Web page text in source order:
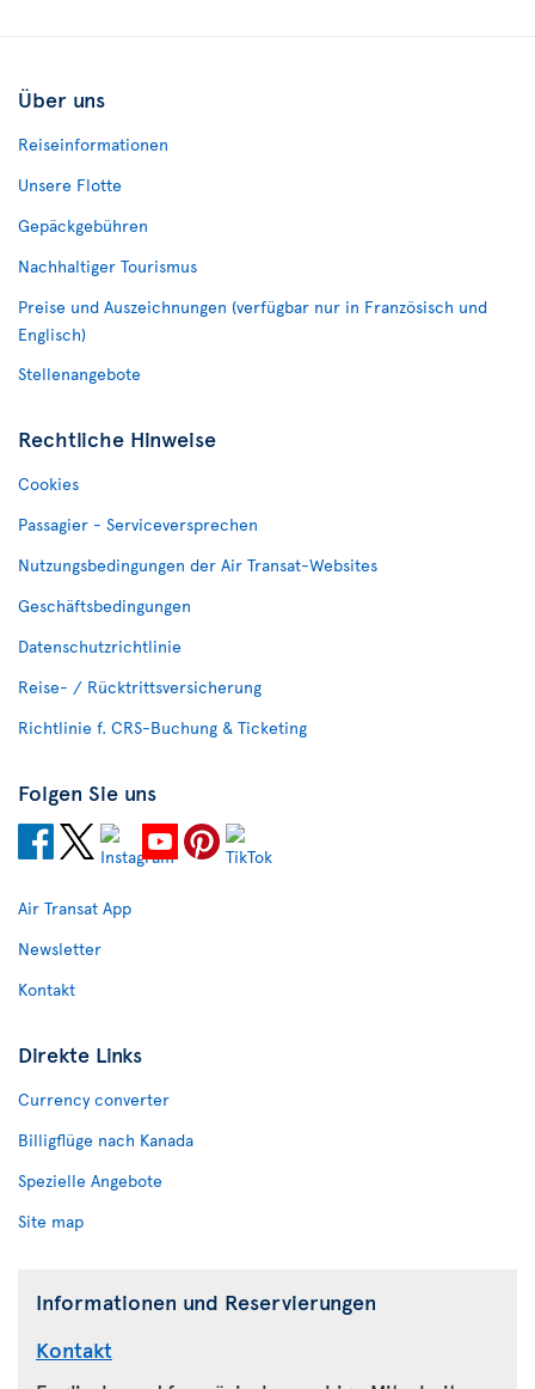
Über uns
Reiseinformationen
Unsere Flotte
Gepäckgebühren
Nachhaltiger Tourismus
Preise und Auszeichnungen (verfügbar nur in Französisch und
Englisch)
Stellenangebote
Rechtliche Hinweise
Cookies
Passagier - Serviceversprechen
Nutzungsbedingungen der Air Transat-Websites
Geschäftsbedingungen
Datenschutzrichtlinie
Reise- / Rücktrittsversicherung
Richtlinie f. CRS-Buchung & Ticketing
Folgen Sie uns
Air Transat App
Newsletter
Kontakt
Direkte Links
Currency converter
Billigflüge nach Kanada
Spezielle Angebote
Site map
Informationen und Reservierungen
Kontakt